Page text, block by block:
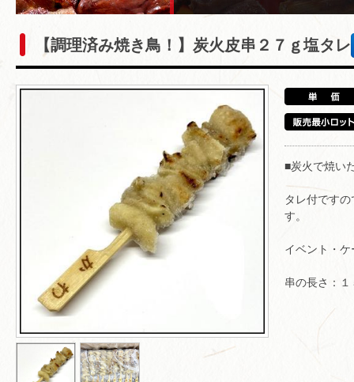
【調理済み焼き鳥！】炭火皮串２７ｇ塩タレ
■炭火で焼い
タレ付です
す。
イベント・
串の長さ：１